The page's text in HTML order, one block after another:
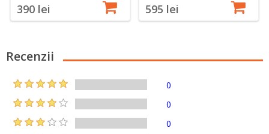
390 lei 595 lei
Recenzii
0
0
0